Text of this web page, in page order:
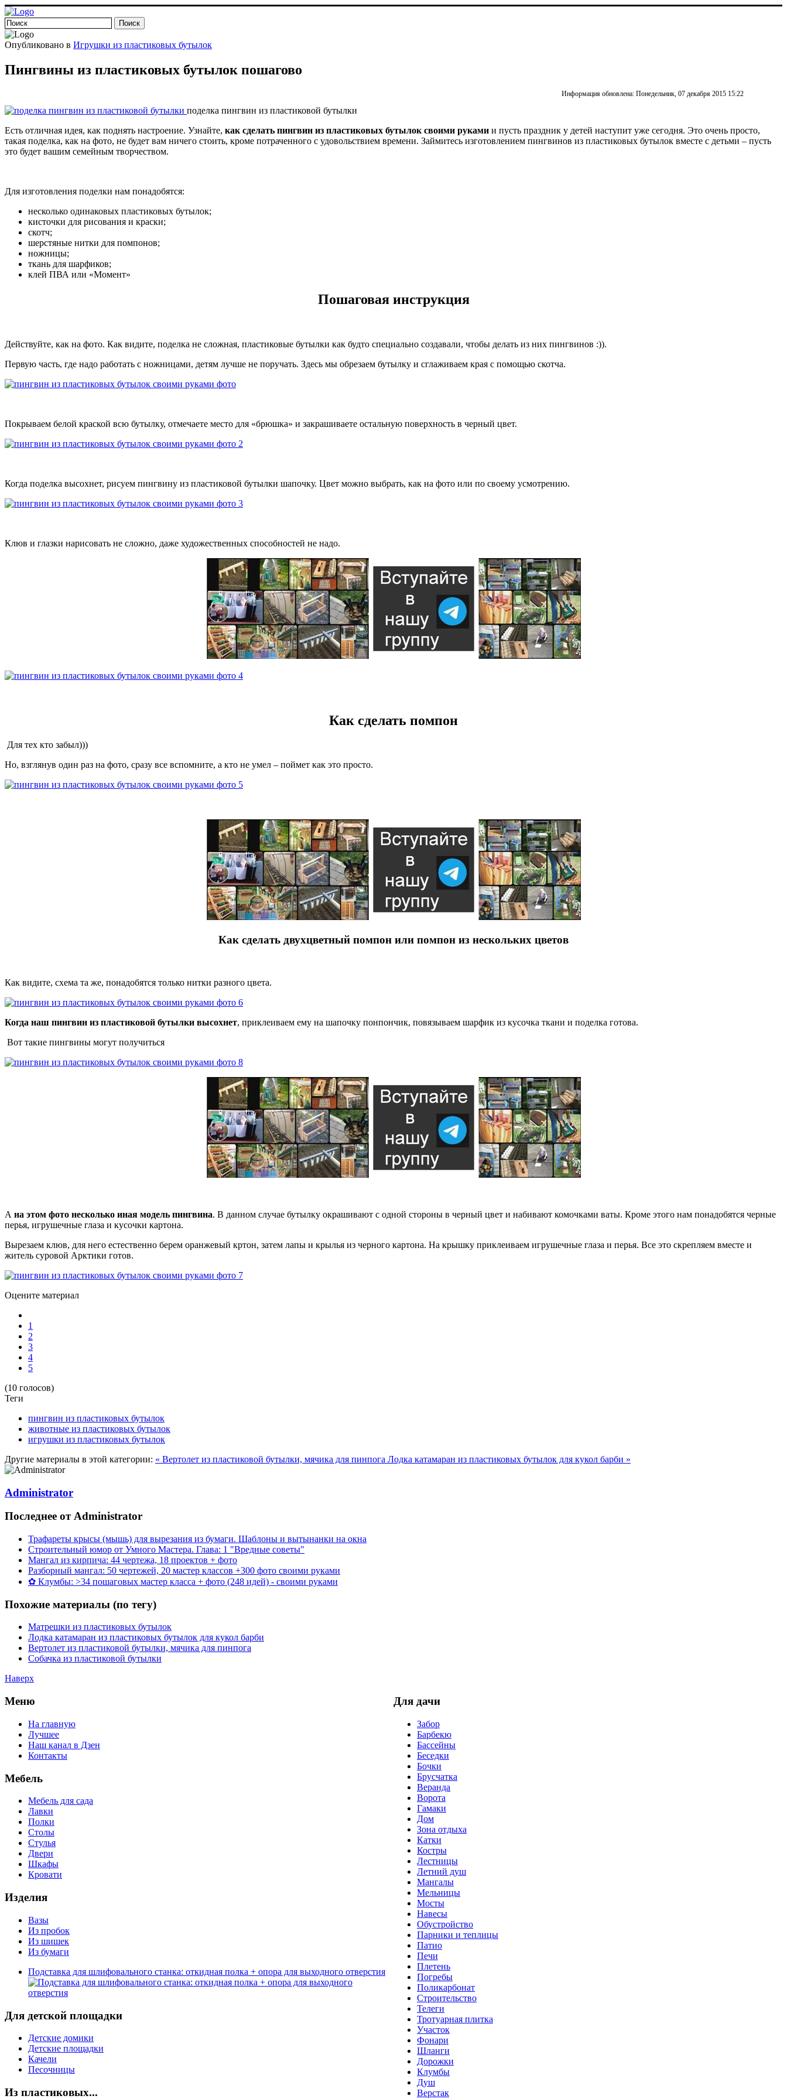
Опубликовано в Игрушки из пластиковых бутылок
Пингвины из пластиковых бутылок пошагово
Информация обновлена: Понедельник, 07 декабря 2015 15:22
поделка пингвин из пластиковой бутылки
Есть отличная идея, как поднять настроение. Узнайте, как сделать пингвин из пластиковых бутылок своими руками и пусть праздник у детей наступит уже сегодня. Это очень просто,
такая поделка, как на фото, не будет вам ничего стоить, кроме потраченного с удовольствием времени. Займитесь изготовлением пингвинов из пластиковых бутылок вместе с детьми – пусть
это будет вашим семейным творчеством.
Для изготовления поделки нам понадобятся:
несколько одинаковых пластиковых бутылок;
кисточки для рисования и краски;
скотч;
шерстяные нитки для помпонов;
ножницы;
ткань для шарфиков;
клей ПВА или «Момент»
Пошаговая инструкция
Действуйте, как на фото. Как видите, поделка не сложная, пластиковые бутылки как будто специально создавали, чтобы делать из них пингвинов :)).
Первую часть, где надо работать с ножницами, детям лучше не поручать. Здесь мы обрезаем бутылку и сглаживаем края с помощью скотча.
Покрываем белой краской всю бутылку, отмечаете место для «брюшка» и закрашиваете остальную поверхность в черный цвет.
Когда поделка высохнет, рисуем пингвину из пластиковой бутылки шапочку. Цвет можно выбрать, как на фото или по своему усмотрению.
Клюв и глазки нарисовать не сложно, даже художественных способностей не надо.
Как сделать помпон
Для тех кто забыл)))
Но, взглянув один раз на фото, сразу все вспомните, а кто не умел – поймет как это просто.
Как сделать двухцветный помпон или помпон из нескольких цветов
Как видите, схема та же, понадобятся только нитки разного цвета.
Когда наш пингвин из пластиковой бутылки высохнет, приклеиваем ему на шапочку понпончик, повязываем шарфик из кусочка ткани и поделка готова.
Вот такие пингвины могут получиться
А на этом фото несколько иная модель пингвина. В данном случае бутылку окрашивают с одной стороны в черный цвет и набивают комочками ваты. Кроме этого нам понадобятся черные
перья, игрушечные глаза и кусочки картона.
Вырезаем клюв, для него естественно берем оранжевый кртон, затем лапы и крылья из черного картона. На крышку приклеиваем игрушечные глаза и перья. Все это скрепляем вместе и
житель суровой Арктики готов.
Оцените материал
1
2
3
4
5
(10 голосов)
Теги
пингвин из пластиковых бутылок
животные из пластиковых бутылок
игрушки из пластиковых бутылок
Другие материалы в этой категории: « Вертолет из пластиковой бутылки, мячика для пинпога Лодка катамаран из пластиковых бутылок для кукол барби »
Administrator
Последнее от Administrator
Трафареты крысы (мышь) для вырезания из бумаги. Шаблоны и вытынанки на окна
Строительный юмор от Умного Мастера. Глава: 1 "Вредные советы"
Мангал из кирпича: 44 чертежа, 18 проектов + фото
Разборный мангал: 50 чертежей, 20 мастер классов +300 фото своими руками
✿ Клумбы: >34 пошаговых мастер класса + фото (248 идей) - своими руками
Похожие материалы (по тегу)
Матрешки из пластиковых бутылок
Лодка катамаран из пластиковых бутылок для кукол барби
Вертолет из пластиковой бутылки, мячика для пинпога
Собачка из пластиковой бутылки
Наверх
Меню
На главную
Лучшее
Наш канал в Дзен
Контакты
Мебель
Мебель для сада
Лавки
Полки
Столы
Стулья
Двери
Шкафы
Кровати
Изделия
Вазы
Из пробок
Из шишек
Из бумаги
Подставка для шлифовального станка: откидная полка + опора для выходного отверстия
Для детской площадки
Детские домики
Детские площадки
Качели
Песочницы
Из пластиковых...
Для дачи
Забор
Барбекю
Бассейны
Беседки
Бочки
Брусчатка
Веранда
Ворота
Гамаки
Дом
Зона отдыха
Катки
Костры
Лестницы
Летний душ
Мангалы
Мельницы
Мосты
Навесы
Обустройство
Парники и теплицы
Патио
Печи
Плетень
Погребы
Поликарбонат
Строительство
Телеги
Тротуарная плитка
Участок
Фонари
Шланги
Дорожки
Клумбы
Душ
Верстак